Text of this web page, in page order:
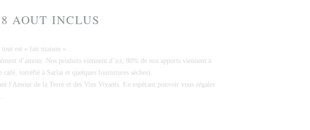
AOUT INCLUS
tout est « fait maison » .
d’amour. Nos produits viennent d’ici, 80% de nos apports viennent à
torréfié à Sarlat et quelques fournitures sèches).
l'Amour de la Terre et des Vins Vivants. En espérant pouvoir vous régaler